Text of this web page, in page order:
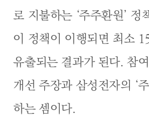
로 지불하는 ‘주주환원’ 정
이 정책이 이행되면 최소
유출되는 결과가 된다. 참
개선 주장과 삼성전자의 ‘
하는 셈이다.